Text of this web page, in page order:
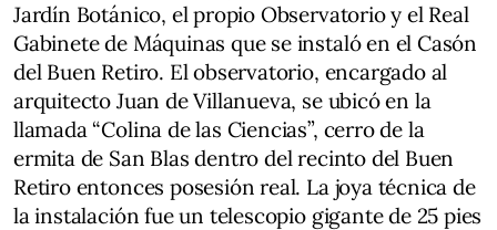
Jardín Botánico, el propio Observatorio y el Real
Gabinete de Máquinas que se instaló en el Casón
del Buen Retiro. El observatorio, encargado al
arquitecto Juan de Villanueva, se ubicó en la
llamada “Colina de las Ciencias”, cerro de la
ermita de San Blas dentro del recinto del Buen
Retiro entonces posesión real. La joya técnica de
la instalación fue un telescopio gigante de 25 pies